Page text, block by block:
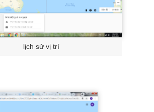
lịch sử vị trí